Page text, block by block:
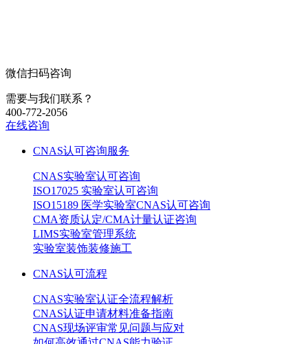
微信扫码咨询
需要与我们联系？
400-772-2056
在线咨询
CNAS认可咨询服务
CNAS实验室认可咨询
ISO17025 实验室认可咨询
ISO15189 医学实验室CNAS认可咨询
CMA资质认定/CMA计量认证咨询
LIMS实验室管理系统
实验室装饰装修施工
CNAS认可流程
CNAS实验室认证全流程解析
CNAS认证申请材料准备指南
CNAS现场评审常见问题与应对